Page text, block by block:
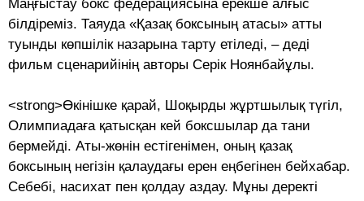
Маңғыстау бокс федерациясына ерекше алғыс
білдіреміз. Таяуда «Қазақ боксының атасы» атты
туынды көпшілік назарына тарту етіледі, – деді
фильм сценарийінің авторы Серік Ноянбайұлы.
<strong>Өкінішке қарай, Шоқырды жұрт­шылық түгіл,
Олимпиадаға қатысқан кей боксшы­лар да тани
бермейді. Аты-жөнін естігені­мен, оның қазақ
боксының негізін қалаудағы ерен еңбегінен бейхабар.
Себебі, насихат пен қолдау аздау. Мұны деректі